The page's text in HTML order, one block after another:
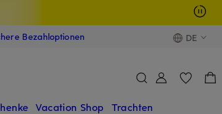
Bezahloptionen DE
Vacation Shop Trachten